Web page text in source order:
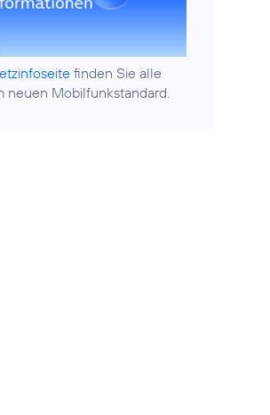
finden Sie alle
neuen Mobilfunkstandard.